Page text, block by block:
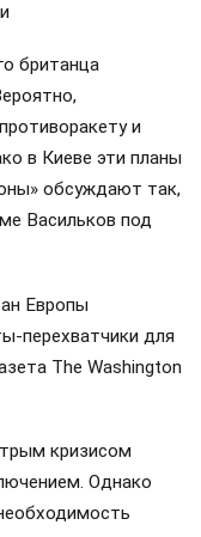
британца
и
в Киеве эти планы
обсуждают так,
Васильков под
Европы
перехватчики для
The Washington
кризисом
Однако